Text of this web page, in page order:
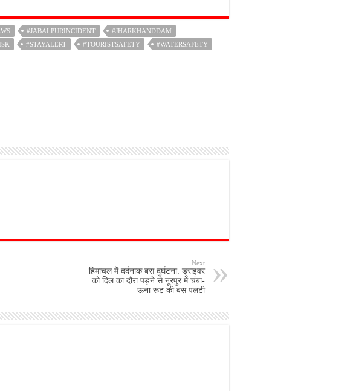
#JABALPURINCIDENT
#JHARKHANDDAM
#STAYALERT #TOURISTSAFETY #WATERSAFETY
Next
हिमाचल में दर्दनाक बस दुर्घटना: ड्राइवर
को दिल का दौरा पड़ने से नूरपुर में चंबा-
ऊना रूट की बस पलटी